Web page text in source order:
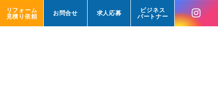
リフォーム
見積り依頼
お問合せ 求人応募
ビジネス
パートナー
リフォーム
見積り依頼
お問合せ 求人応募
ビジネス
パートナー